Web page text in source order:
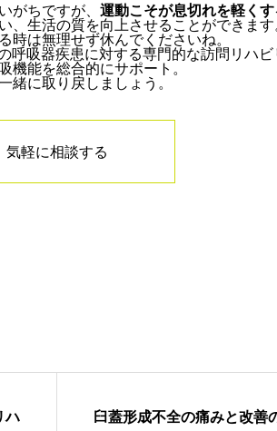
がちですが、 運動こそが息切れを軽く
、生活の質を向上させることができます
時は無理せず休んでくださいね。
吸器疾患に対する専門的な訪問リハビ
機能を総合的にサポート。
緒に取り戻しましょう。
気軽に相談する
ハ
臼蓋形成不全の痛みと改